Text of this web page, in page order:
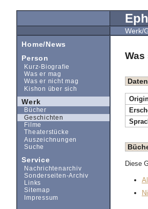
Werk/
Diese
Home/News
Person
Kurz-Biografie
Was er mag
Was er nicht mag
Kishon über sich
Werk
Bücher
Geschichten
Filme
Theaterstücke
Auszeichnungen
Suche
Service
Nachrichtenarchiv
Sonderseiten-Archiv
Links
Sitemap
Impressum